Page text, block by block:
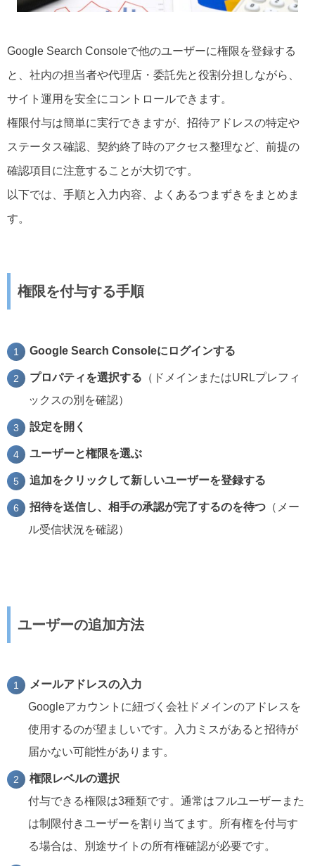
Google Search Consoleで他のユーザーに権限を登録する
と、社内の担当者や代理店・委託先と役割分担しながら、
サイト運用を安全にコントロールできます。
権限付与は簡単に実行できますが、招待アドレスの特定や
ステータス確認、契約終了時のアクセス整理など、前提の
確認項目に注意することが大切です。
以下では、手順と入力内容、よくあるつまずきをまとめま
す。
権限を付与する手順
Google Search Consoleにログインする
プロパティを選択する （ドメインまたはURLプレフィ
ックスの別を確認）
設定を開く
ユーザーと権限を選ぶ
追加をクリックして新しいユーザーを登録する
招待を送信し、相手の承認が完了するのを待つ （メー
ル受信状況を確認）
ユーザーの追加方法
メールアドレスの入力
Googleアカウントに紐づく会社ドメインのアドレスを
使用するのが望ましいです。入力ミスがあると招待が
届かない可能性があります。
権限レベルの選択
付与できる権限は3種類です。通常はフルユーザーまた
は制限付きユーザーを割り当てます。所有権を付与す
る場合は、別途サイトの所有権確認が必要です。